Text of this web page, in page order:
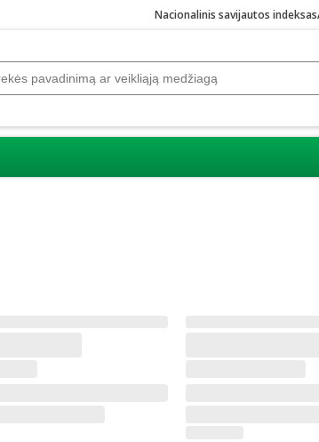
Nacionalinis savijautos indeksas